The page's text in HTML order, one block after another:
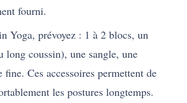
fourni.
Yoga, prévoyez : 1 à 2 blocs, un
long coussin), une sangle, une
fine. Ces accessoires permettent de
les postures longtemps.